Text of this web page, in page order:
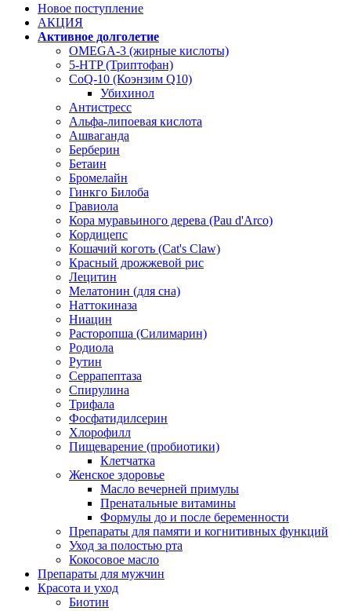
Новое поступление
АКЦИЯ
Активное долголетие
OMEGA-3 (жирные кислоты)
5-HTP (Триптофан)
CoQ-10 (Коэнзим Q10)
Убихинол
Антистресс
Альфа-липоевая кислота
Ашваганда
Берберин
Бетаин
Бромелайн
Гинкго Билоба
Гравиола
Кора муравьиного дерева (Pau d'Arco)
Кордицепс
Кошачий коготь (Cat's Claw)
Красный дрожжевой рис
Лецитин
Мелатонин (для сна)
Наттокиназа
Ниацин
Расторопша (Силимарин)
Родиола
Рутин
Серрапептаза
Спирулина
Трифала
Фосфатидилсерин
Хлорофилл
Пищеварение (пробиотики)
Клетчатка
Женское здоровье
Масло вечерней примулы
Пренатальные витамины
Формулы до и после беременности
Препараты для памяти и когнитивных функций
Уход за полостью рта
Кокосовое масло
Препараты для мужчин
Красота и уход
Биотин